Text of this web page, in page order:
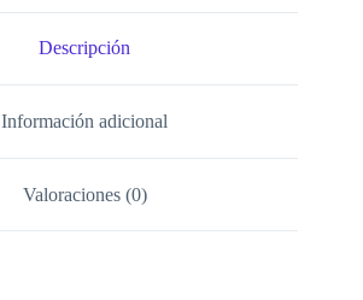
Descripción
Información adicional
Valoraciones (0)